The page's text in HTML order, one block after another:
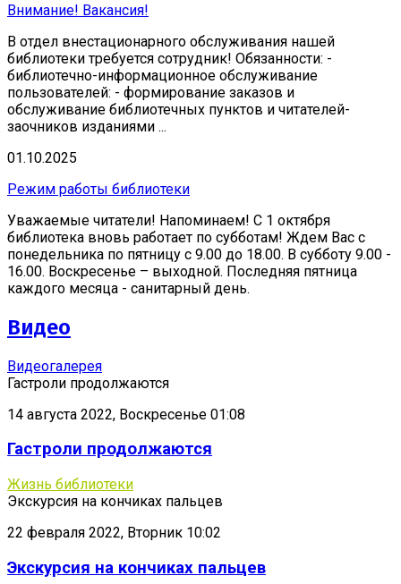
Внимание! Вакансия!
В отдел внестационарного обслуживания нашей
библиотеки требуется сотрудник! Обязанности: -
библиотечно-информационное обслуживание
пользователей: - формирование заказов и
обслуживание библиотечных пунктов и читателей-
заочников изданиями ...
01.10.2025
Режим работы библиотеки
Уважаемые читатели! Напоминаем! С 1 октября
библиотека вновь работает по субботам! Ждем Вас с
понедельника по пятницу с 9.00 до 18.00. В субботу 9.00 -
16.00. Воскресенье – выходной. Последняя пятница
каждого месяца - санитарный день.
Видео
Видеогалерея
Гастроли продолжаются
14 августа 2022, Воскресенье 01:08
Гастроли продолжаются
Жизнь библиотеки
Экскурсия на кончиках пальцев
22 февраля 2022, Вторник 10:02
Экскурсия на кончиках пальцев